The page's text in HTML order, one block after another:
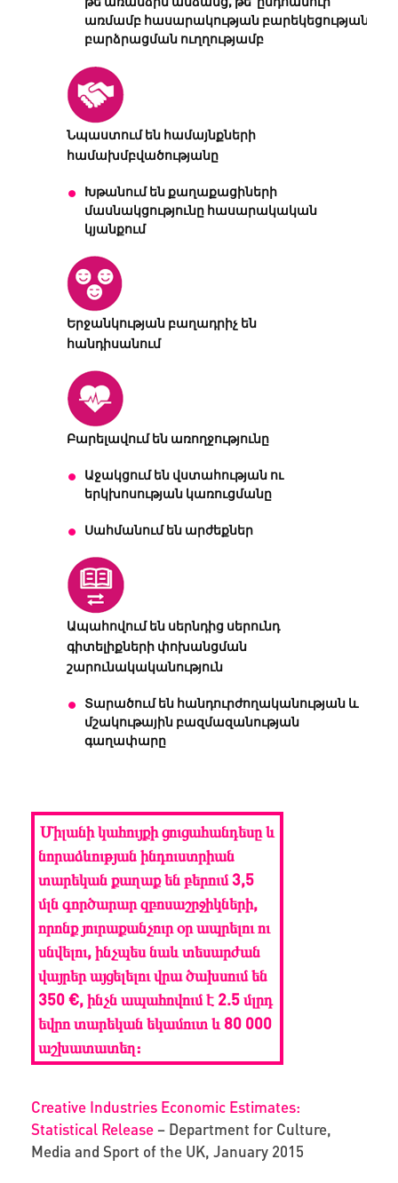
առմամբ հասարակության բարեկեցության
բարձրացման ուղղությամբ
Նպաստում են համայնքների
համախմբվածությանը
Խթանում են քաղաքացիների
մասնակցությունը հասարակական
կյանքում
Երջանկության բաղադրիչ են
հանդիսանում
Բարելավում են առողջությունը
Աջակցում են վստահության ու
երկխոսության կառուցմանը
Սահմանում են արժեքներ
Ապահովում են սերնդից սերունդ
գիտելիքների փոխանցման
շարունակականություն
Տարածում են հանդուրժողականության և
մշակութային բազմազանության
գաղափարը
Միլանի կահույքի ցուցահանդեսը և
նորաձևության ինդուստրիան
տարեկան քաղաք են բերում 3,5
մլն գործարար զբոսաշրջիկների,
որոնք յուրաքանչուր օր ապրելու ու
սնվելու, ինչպես նաև տեսարժան
վայրեր այցելելու վրա ծախսում են
350 €, ինչն ապահովում է 2.5 մլրդ
եվրո տարեկան եկամուտ և 80 000
աշխատատեղ:
Creative Industries Economic Estimates:
Statistical Release– Department for Culture,
Media and Sport of the UK, January 2015